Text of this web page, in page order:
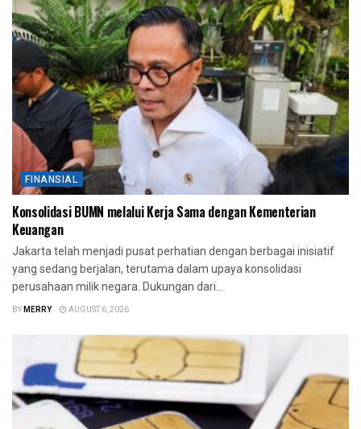
FINANSIAL
Konsolidasi BUMN melalui Kerja Sama dengan Kementerian
Keuangan
Jakarta telah menjadi pusat perhatian dengan berbagai inisiatif
yang sedang berjalan, terutama dalam upaya konsolidasi
perusahaan milik negara. Dukungan dari...
BYMERRY AUGUST 6, 2026